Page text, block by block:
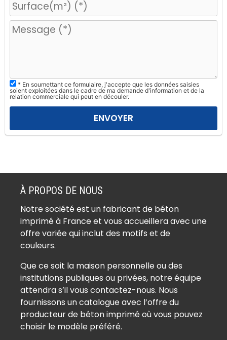
u
z
l
a
s
c
* En soumettant ce formulaire, j'accepte que les données saisies
soient exploitées dans le cadre de ma demande d'information et de la
relation commerciale qui peut en découler.
À PROPOS DE NOUS
Notre société est un fabricant de béton
imprimé à France et vous accueillera avec une
offre variée qui inclut des motifs et de
couleurs.
Que ce soit la maison personnelle ou des
institutions publiques ou privées, notre équipe
attendra s’il vous contactez-nous. Nous
fournissons un catalogue avec l’offre du
producteur de béton imprimé où vous pouvez
choisir le modèle préféré.